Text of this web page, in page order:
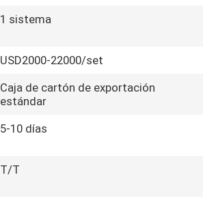
1 sistema
USD2000-22000/set
Caja de cartón de exportación
estándar
5-10 días
T/T